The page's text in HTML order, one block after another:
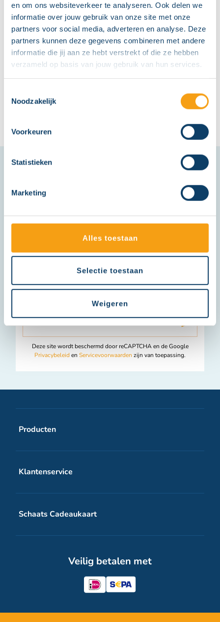
en om ons websiteverkeer te analyseren. Ook delen we
informatie over jouw gebruik van onze site met onze
partners voor social media, adverteren en analyse. Deze
partners kunnen deze gegevens combineren met andere
informatie die jij aan ze hebt verstrekt of die ze hebben
verzameld op basis van jouw gebruik van hun services.
Noodzakelijk
Voorkeuren
Statistieken
Marketing
Alles toestaan
Selectie toestaan
Weigeren
Hoe kan ik mijn cadeaukaart besteden bij ijsbaan de
Meent?
De cadeaukaart is in te leveren bij de kassa van de
ijsbaan.
Ga naar de website
s
a
a
Op de hoogte blijven?
Schrijf je in en ontvang onze nieuwsbrief.
u
op
onzeDeze site wordt beschermd door reCAPTCHA en de Google
Privacybeleid en Servicevoorwaarden zijn van toepassing.
Producten
Klantenservice
Schaats Cadeaukaart
Veilig betalen met